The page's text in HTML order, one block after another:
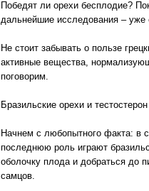
Победят ли орехи бесплодие?
дальнейшие исследования – уже
Не стоит забывать о пользе
активные вещества,
поговорим.
Бразильские орехи и тестостерон
Начнем с любопытного факта: в
последнюю роль играют
оболочку плода и добраться до
самцов.